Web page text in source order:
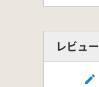
レビュー